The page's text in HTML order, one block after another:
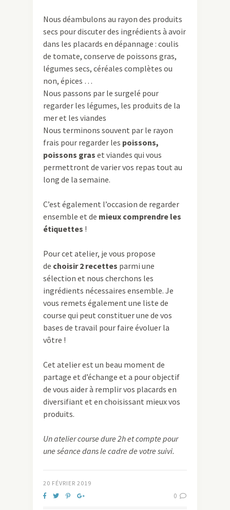
Nous déambulons au rayon des produits
secs pour discuter des ingrédients à avoir
dans les placards en dépannage : coulis
de tomate, conserve de poissons gras,
légumes secs, céréales complètes ou
non, épices …
Nous passons par le surgelé pour
regarder les légumes, les produits de la
mer et les viandes
Nous terminons souvent par le rayon
frais pour regarder les poissons,
poissons gras et viandes qui vous
permettront de varier vos repas tout au
long de la semaine.
C’est également l’occasion de regarder
ensemble et de mieux comprendre les
étiquettes !
Pour cet atelier, je vous propose
de choisir 2 recettes parmi une
sélection et nous cherchons les
ingrédients nécessaires ensemble. Je
vous remets également une liste de
course qui peut constituer une de vos
bases de travail pour faire évoluer la
vôtre !
Cet atelier est un beau moment de
partage et d’échange et a pour objectif
de vous aider à remplir vos placards en
diversifiant et en choisissant mieux vos
produits.
Un atelier course dure 2h et compte pour
une séance dans le cadre de votre suivi.
20 FÉVRIER 2019
0